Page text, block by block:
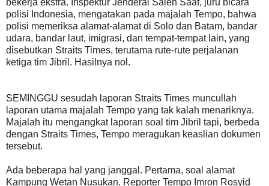
polisi Indonesia, mengatakan pada majalah Tempo, bahwa
polisi memeriksa alamat-alamat di Solo dan Batam, bandar
udara, bandar laut, imigrasi, dan tempat-tempat lain, yang
disebutkan Straits Times, terutama rute-rute perjalanan
ketiga tim Jibril. Hasilnya nol.
SEMINGGU sesudah laporan Straits Times muncullah
laporan utama majalah Tempo yang tak kalah menariknya.
Majalah itu mengangkat laporan soal tim Jibril tapi, berbeda
dengan Straits Times, Tempo meragukan keaslian dokumen
tersebut.
Ada beberapa hal yang janggal. Pertama, soal alamat
Kampung Wetan Nusukan. Reporter Tempo Imron Rosyid